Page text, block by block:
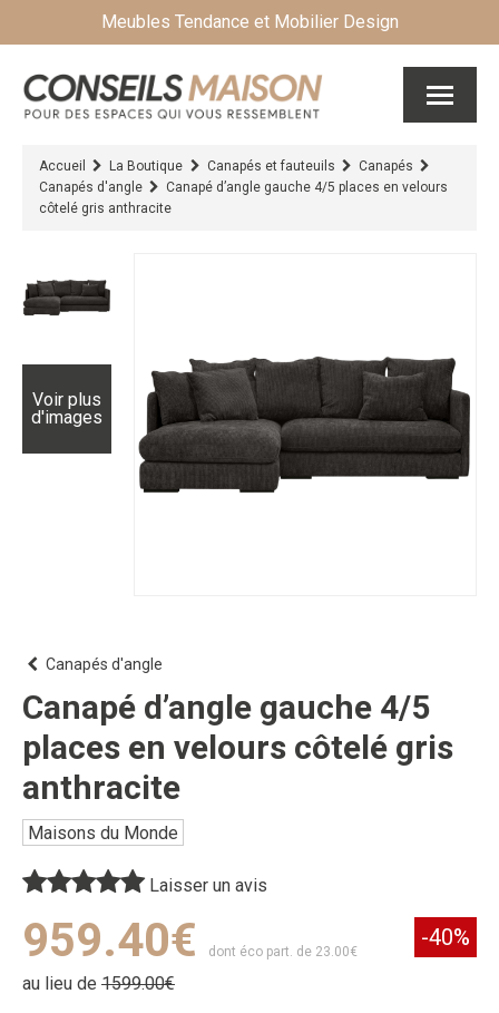
Meubles Tendance et Mobilier Design
Accueil La Boutique Canapés et fauteuils
Canapés
Canapés d'angle
Canapé d’angle gauche 4/5 places en velours
côtelé gris anthracite
Voir plus
d'images
Canapés d'angle
Canapé d’angle gauche 4/5
places en velours côtelé gris
anthracite
Maisons du Monde
Laisser un avis
-40%
959.40€ dont éco part. de 23.00€
au lieu de 1599.00€